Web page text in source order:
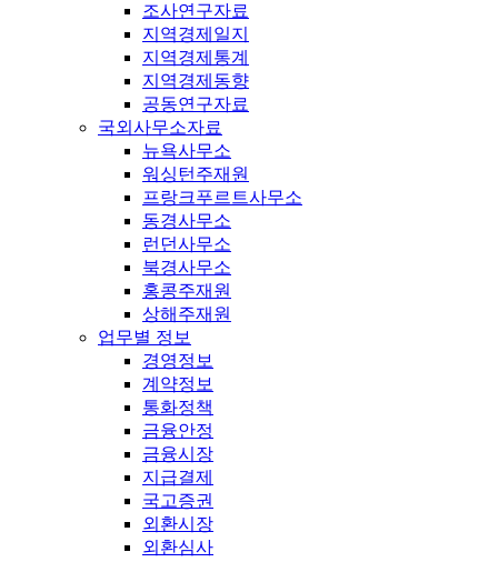
조사연구자료
지역경제일지
지역경제통계
지역경제동향
공동연구자료
국외사무소자료
뉴욕사무소
워싱턴주재원
프랑크푸르트사무소
동경사무소
런던사무소
북경사무소
홍콩주재원
상해주재원
업무별 정보
경영정보
계약정보
통화정책
금융안정
금융시장
지급결제
국고증권
외환시장
외환심사